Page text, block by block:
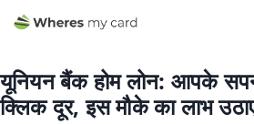
यूनियन बैंक होम लोन: आपके
क्लिक दूर, इस मौके का लाभ